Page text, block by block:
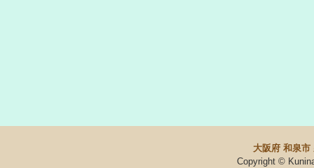
大阪府 和泉市
Copyright ©